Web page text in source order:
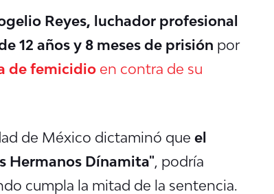
Reyes, luchador profesional
12 años y 8 meses de prisión por
de femicidio en contra de su
de México dictaminó que el
Hermanos Dínamita" , podría
cumpla la mitad de la sentencia.